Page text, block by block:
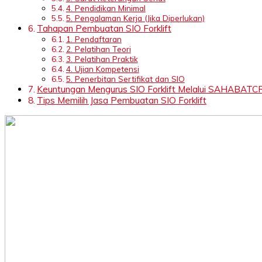
4. Pendidikan Minimal
5. Pengalaman Kerja (Jika Diperlukan)
Tahapan Pembuatan SIO Forklift
1. Pendaftaran
2. Pelatihan Teori
3. Pelatihan Praktik
4. Ujian Kompetensi
5. Penerbitan Sertifikat dan SIO
Keuntungan Mengurus SIO Forklift Melalui
Tips Memilih Jasa Pembuatan SIO Forklift